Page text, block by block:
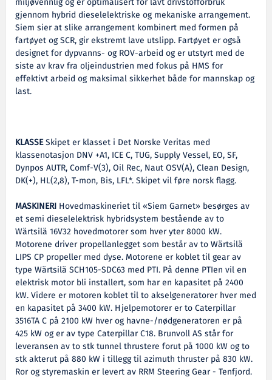
gjennom hybrid dieselelektriske og mekaniske arrangement.
Siem sier at slike arrangement kombinert med formen på
fartøyet og SCR, gir ekstremt lave utslipp. Fartøyet er også
designet for dypvanns- og ROV-arbeid og er utstyrt med de
siste av krav fra oljeindustrien med fokus på HMS for
effektivt arbeid og maksimal sikkerhet både for mannskap og
last.
KLASSESkipet er klasset i Det Norske Veritas med
klassenotasjon DNV +A1, ICE C, TUG, Supply Vessel, EO, SF,
Dynpos AUTR, Comf-V(3), Oil Rec, Naut OSV(A), Clean Design,
DK(+), HL(2,8), T-mon, Bis, LFL*. Skipet vil føre norsk flagg.
MASKINERI Hovedmaskineriet til «Siem Garnet» besørges av
et semi dieselelektrisk hybridsystem bestående av to
Wärtsilä 16V32 hovedmotorer som hver yter 8000 kW.
Motorene driver propellanlegget som består av to Wärtsilä
LIPS CP propeller med dyse. Motorene er koblet til gear av
type Wärtsilä SCH105-SDC63 med PTI. På denne PTIen vil en
elektrisk motor bli installert, som har en kapasitet på 2400
kW. Videre er motoren koblet til to akselgeneratorer hver med
en kapasitet på 3400 kW. Hjelpemotorer er to Caterpillar
3516TA C på 2100 kW hver og havne-/nødgeneratoren er på
425 kW og er av type Caterpillar C18. Brunvoll AS står for
leveransen av to stk tunnel thrustere forut på 1000 kW og to
stk akterut på 880 kW i tillegg til azimuth thruster på 830 kW.
Ror og styremaskin er levert av RRM Steering Gear - Tenfjord.